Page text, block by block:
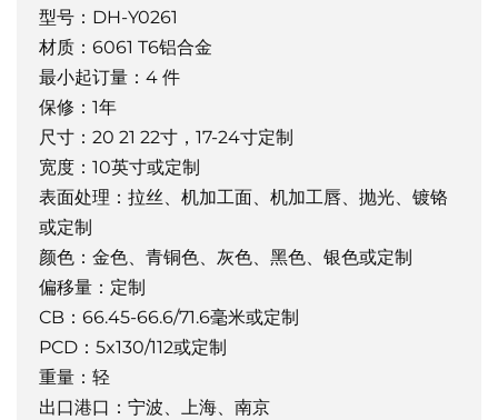
型号：DH-Y0261
材质：6061 T6铝合金
最小起订量：4 件
保修：1年
尺寸：20 21 22寸，17-24寸定制
宽度：10英寸或定制
表面处理：拉丝、机加工面、机加工唇、抛光、镀铬
或定制
颜色：金色、青铜色、灰色、黑色、银色或定制
偏移量：定制
CB：66.45-66.6/71.6毫米或定制
PCD：5x130/112或定制
重量：轻
出口港口：宁波、上海、南京